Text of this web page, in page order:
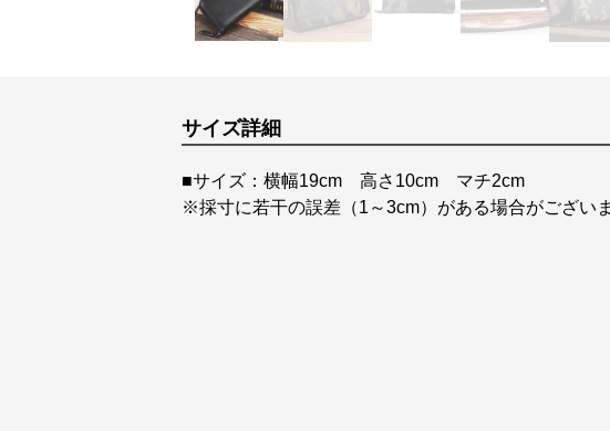
サイズ詳細
■サイズ：横幅19cm 高さ10cm マチ2cm
※採寸に若干の誤差（1～3cm）がある場合がござい